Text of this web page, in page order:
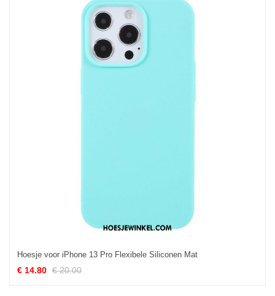
Hoesje voor iPhone 13 Pro Flexibele Siliconen Mat
€ 14.80 € 20.00